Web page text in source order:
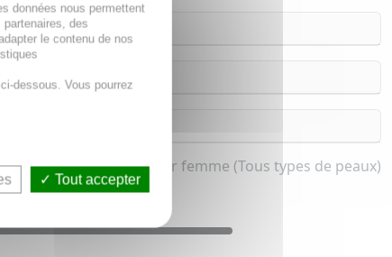
Soin multi-usage pour femme (Tous types de peaux)
données nous permettent
des
le contenu de nos
dessous. Vous pourrez
Tout accepter